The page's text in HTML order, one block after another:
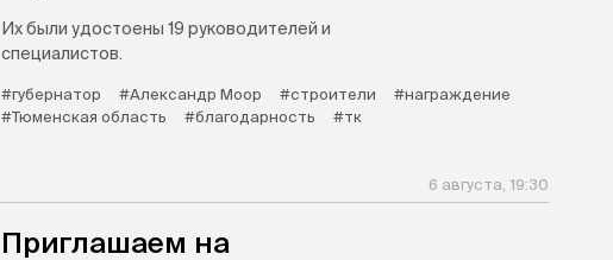
Их были удостоены 19 руководителей и
специалистов.
#губернатор #Александр Моор #строители
#награждение
#Тюменская область
#благодарность #тк
6 августа, 19:30
Приглашаем на